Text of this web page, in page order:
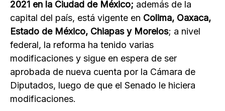
2021 en la Ciudad de México; además de la
capital del país, está vigente en Colima, Oaxaca,
Estado de México, Chiapas y Morelos; a nivel
federal, la reforma ha tenido varias
modificaciones y sigue en espera de ser
aprobada de nueva cuenta por la Cámara de
Diputados, luego de que el Senado le hiciera
modificaciones.